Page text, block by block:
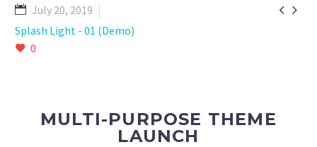
 
July 20, 2019
Splash Light - 01 (Demo)
0
MULTI-PURPOSE THEME
LAUNCH